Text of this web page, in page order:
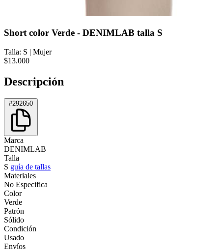
Short color Verde - DENIMLAB talla S
Talla: S | Mujer
$13.000
Descripción
#292650
Marca
DENIMLAB
Talla
S guía de tallas
Materiales
No Especifica
Color
Verde
Patrón
Sólido
Condición
Usado
Envíos